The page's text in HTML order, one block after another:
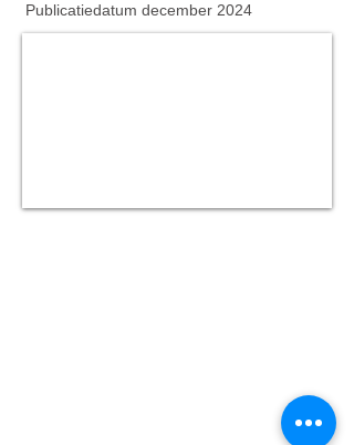
Publicatiedatum december 2024